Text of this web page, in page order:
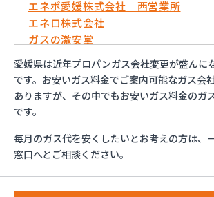
エネポ愛媛株式会社 西営業所
エネロ株式会社
ガスの激安堂
ガス太郎
ともざわプロパン
マリンガス
みづほ商店
愛媛日商プロパン株式会社 松山営
旭物産株式会社
安高ガス商会
愛媛県は近年プロパンガス会社変更が盛んに
です。お安いガス料金でご案内可能なガス会
ありますが、その中でもお安いガス料金のガ
です。
毎月のガス代を安くしたいとお考えの方は、
窓口へとご相談ください。